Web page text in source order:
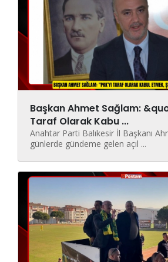
Başkan Ahmet Sağlam:
Taraf Olarak Kabu ...
Anahtar Parti Balıkesir İl Başkanı
günlerde gündeme gelen açıl ...